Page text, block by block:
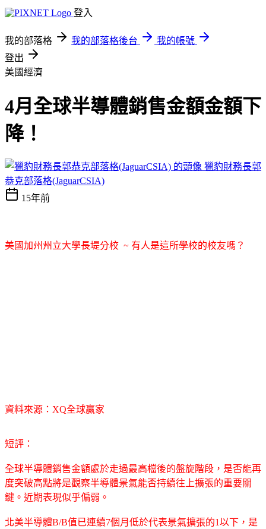
登入
我的部落格 我的部落格後台
我的帳號
登出
美國經濟
4月全球半導體銷售金額金額下
降！
獵豹財務長郭
恭克部落格(JaguarCSIA)
15年前
美國加州州立大學長堤分校 ~ 有人是這所學校的校友嗎？
資料來源：XQ全球贏家
短評：
全球半導體銷售金額處於走過最高檔後的盤旋階段，是否能再
度突破高點將是觀察半導體景氣能否持續往上擴張的重要關
鍵。近期表現似乎偏弱。
北美半導體B/B值已連續7個月低於代表景氣擴張的1以下，是